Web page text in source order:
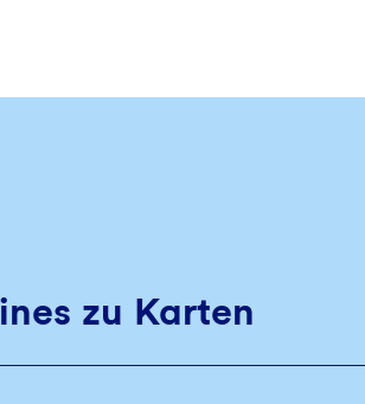
zu Karten